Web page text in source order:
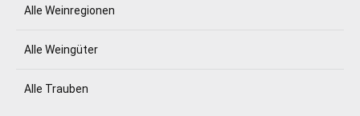
Alle Weinregionen
Alle Weingüter
Alle Trauben